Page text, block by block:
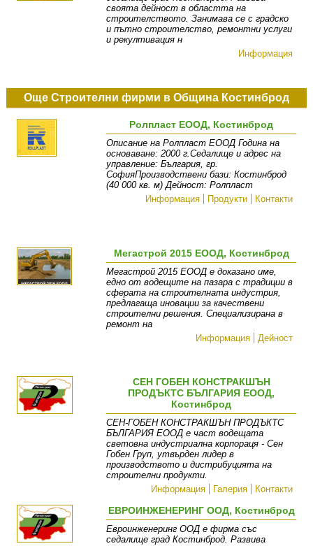
своята дейност в областта на
строителството. Занимава се с градско
и пътно строителство, ремонтни услуги
и рекултивация н
Информация
Още Строителни фирми в Община Костинброд
Ролпласт ЕООД, Костинброд
Описание на Ролпласт ЕООД Година на
основаване: 2000 г.Седалище и адрес на
управление: България, гр.
СофияПроизводствени бази: Костинброд
(40 000 кв. м) Дейност: Ролпласт
Информация
Продукти Контакти
Мегастрой 2015 ЕООД, Костинброд
Мегастрой 2015 ЕООД е доказано име,
едно от водещите на пазара с традиции в
сферата на строителната индустрия,
предлагаща иновации за качествени
строителни решения. Специализирана в
ремонт на
Информация
Дейност
СЕН ГОБЕН КОНСТРАКШЪН
ПРОДЪКТС БЪЛГАРИЯ ЕООД,
Костинброд
СЕН-ГОБЕН КОНСТРАКШЪН ПРОДЪКТС
БЪЛГАРИЯ ЕООД е част водещата
световна индустриална корпораця - Сен
Гобен Груп, утвърден лидер в
производството и дистрибуцията на
строителни продукти.
Информация
Галерия Контакти
ЕВРОИНЖЕНЕРИНГ ООД, Костинброд
Евроинженеринг ООД е фирма със
седалище град Костинброд. Развива